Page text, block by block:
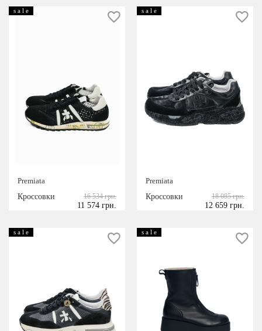
s a l e
Premiata
Кроссовки
16 534 грн.
11 574 грн.
s a l e
Premiata
Кроссовки
18 085 грн.
12 659 грн.
s a l e s a l e